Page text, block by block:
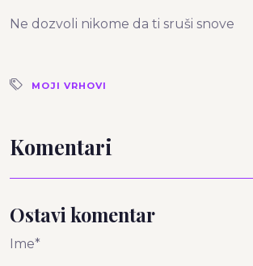
Ne dozvoli nikome da ti sruši snove
MOJI VRHOVI
Komentari
Ostavi komentar
Ime*